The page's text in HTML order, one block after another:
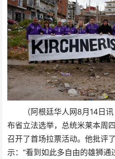
（阿根廷华人网8月14日
布省立法选举，总统米莱本周
召开了首场拉票活动。他批评
示：“看到如此多自由的雄狮通